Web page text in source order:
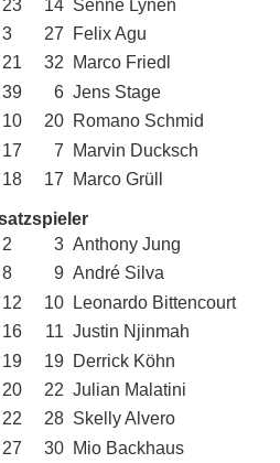
23 14 Senne Lynen
3 27
Felix Agu
21 32
Marco Friedl
39 6 Jens Stage
10 20 Romano Schmid
17 7
Marvin Ducksch
18 17 Marco Grüll
2 3 Anthony Jung
8 9 André Silva
12 10
Leonardo Bittencourt
16 11 Justin Njinmah
19 19 Derrick Köhn
20 22 Julian Malatini
22 28 Skelly Alvero
27 30 Mio Backhaus